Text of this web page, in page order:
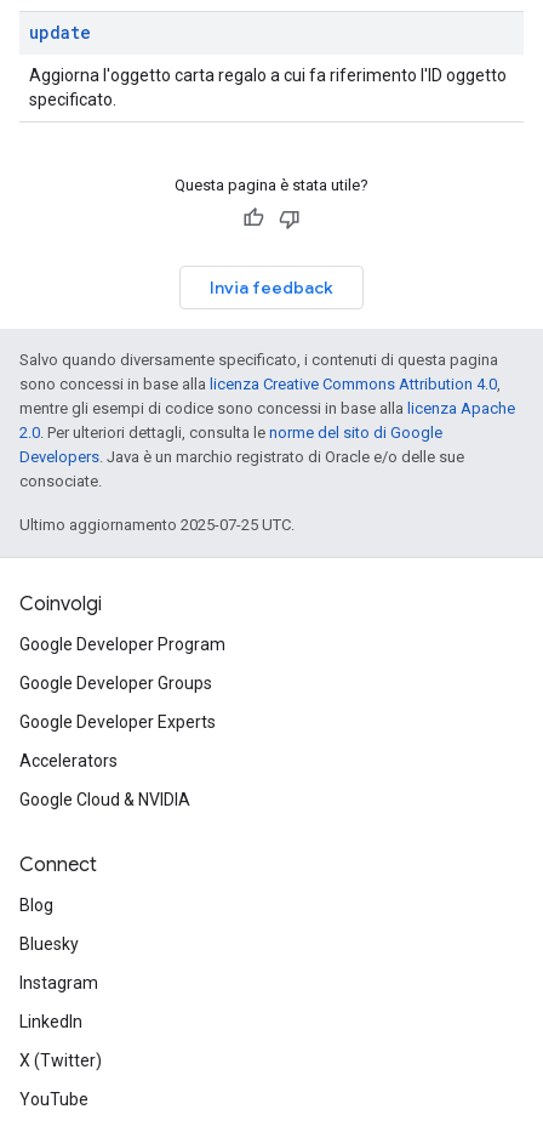
update
Aggiorna l'oggetto carta regalo a cui fa riferimento l'ID oggetto
specificato.
Questa pagina è stata utile?
Invia feedback
Salvo quando diversamente specificato, i contenuti di questa pagina
sono concessi in base alla licenza Creative Commons Attribution 4.0,
mentre gli esempi di codice sono concessi in base alla licenza Apache
2.0. Per ulteriori dettagli, consulta le norme del sito di Google
Developers. Java è un marchio registrato di Oracle e/o delle sue
consociate.
Ultimo aggiornamento 2025-07-25 UTC.
Coinvolgi
Google Developer Program
Google Developer Groups
Google Developer Experts
Accelerators
Google Cloud & NVIDIA
Connect
Blog
Bluesky
Instagram
LinkedIn
X (Twitter)
YouTube